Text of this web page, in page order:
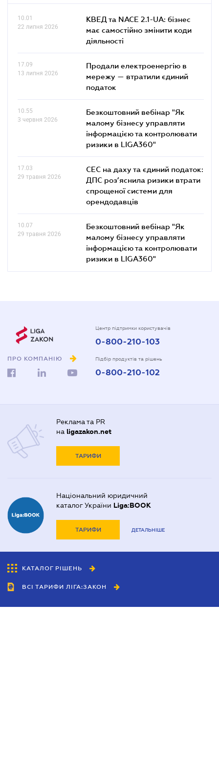
10.01
22 липня 2026
КВЕД та NACE 2.1-UA: бізнес
має самостійно змінити коди
діяльності
17.09
13 липня 2026
Продали електроенергію в
мережу — втратили єдиний
податок
10.55
3 червня 2026
Безкоштовний вебінар "Як
малому бізнесу управляти
інформацією та контролювати
ризики в LIGA360"
17.03
29 травня 2026
СЕС на даху та єдиний податок:
ДПС роз’яснила ризики втрати
спрощеної системи для
орендодавців
10.07
29 травня 2026
Безкоштовний вебінар "Як
малому бізнесу управляти
інформацією та контролювати
ризики в LIGA360"
ПРО КОМПАНІЮ
Центр підтримки користувачів
0-800-210-103
Підбір продуктів та рішень
0-800-210-102
Реклама та PR
на ligazakon.net
ТАРИФИ
Національний юридичний
каталог України Liga:BOOK
ТАРИФИ ДЕТАЛЬНІШЕ
КАТАЛОГ РІШЕНЬ
ВСІ ТАРИФИ ЛІГА:ЗАКОН